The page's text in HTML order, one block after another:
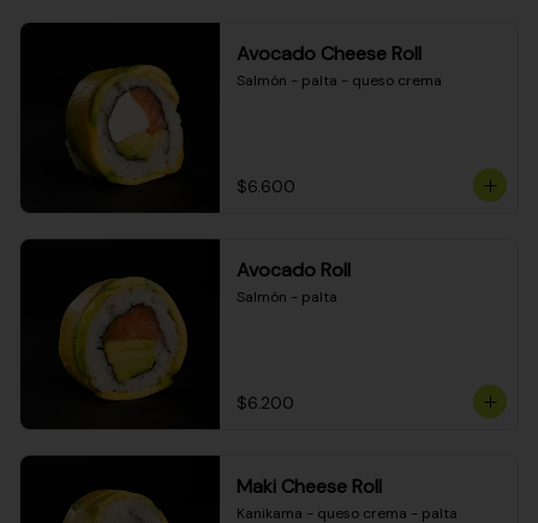
Avocado Cheese Roll
Salmón - palta - queso crema
$6.600
Avocado Roll
Salmón - palta
$6.200
Maki Cheese Roll
Kanikama - queso crema - palta